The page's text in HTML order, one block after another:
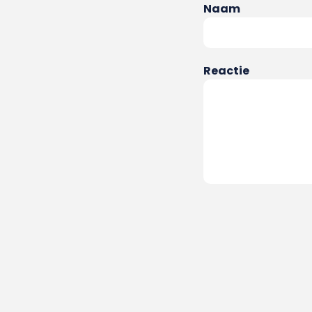
Naam
Reactie